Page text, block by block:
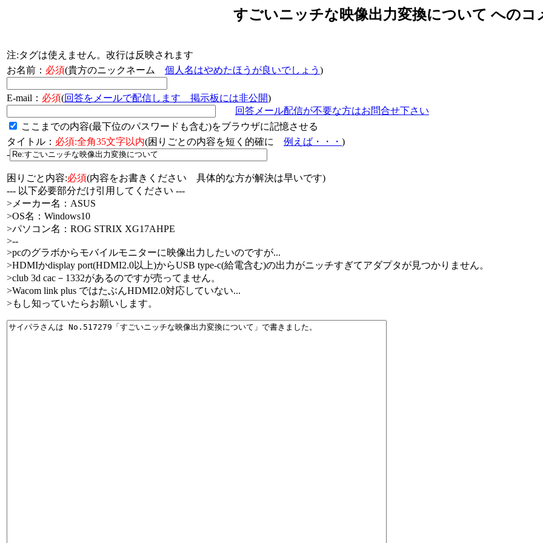
すごいニッチな映像出力変換について へのコ
注:タグは使えません。改行は反映されます
お名前： 必須(貴方のニックネーム 個人名はやめたほうが良いでしょう )
E-mail： 必須(回答をメールで配信します 掲示板には非公開)
回答メール配信が不要な方はお問合せ下さい
ここまでの内容(最下位のパスワードも含む)をブラウザに記憶させる
タイトル： 必須:全角35文字以内(困りごとの内容を短く的確に 例えば・・・ )
-
困りごと内容:必須(内容をお書きください 具体的な方が解決は早いです)
--- 以下必要部分だけ引用してください ---
>メーカー名：ASUS
>OS名：Windows10
>パソコン名：ROG STRIX XG17AHPE
>--
>pcのグラボからモバイルモニターに映像出力したいのですが...
>HDMIかdisplay port(HDMI2.0以上)からUSB type-c(給電含む)の出力がニッチすぎてアダプタが見つかりません。
>club 3d cac－1332があるのですが売ってません。
>Wacom link plus ではたぶんHDMI2.0対応していない...
>もし知っていたらお願いします。